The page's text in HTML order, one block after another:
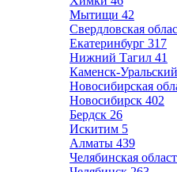
Мытищи 42
Свердловская
Екатеринбург 317
Нижний Тагил 41
Каменск-Уральский
Новосибирская
Новосибирск 402
Бердск 26
Искитим 5
Алматы 439
Челябинская